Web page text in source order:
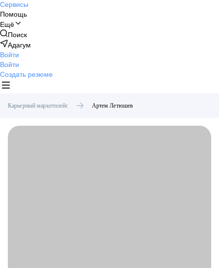
Сервисы
Помощь
Ещё
Поиск
Адагум
Войти
Войти
Создать резюме
Карьерный маркетплейс Артем Летюшев